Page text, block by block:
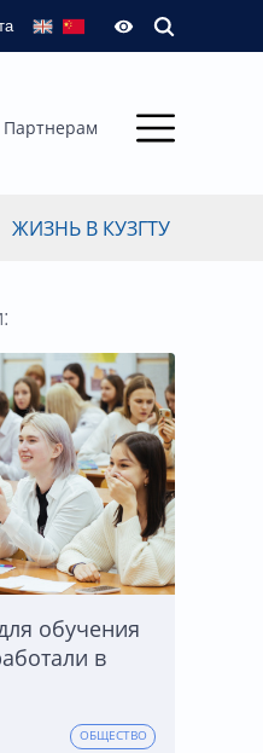
Партнерам
ЖИЗНЬ В КУЗГТУ
обучения
в
ОБЩЕСТВО